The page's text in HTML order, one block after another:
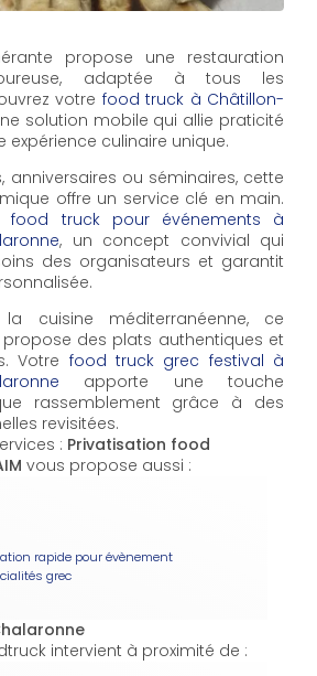
propose une restauration
adaptée à tous les
votre food truck à Châtillon-
solution mobile qui allie praticité
expérience culinaire unique.
anniversaires ou séminaires, cette
offre un service clé en main.
food truck pour événements à
, un concept convivial qui
des organisateurs et garantit
cuisine méditerranéenne, ce
des plats authentiques et
Votre food truck grec festival à
apporte une touche
rassemblement grâce à des
revisitées.
: Privatisation food
vous propose aussi :
rapide pour évènement
grec
intervient à proximité de :